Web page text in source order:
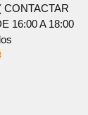
CONTACTAR
16:00 A 18:00